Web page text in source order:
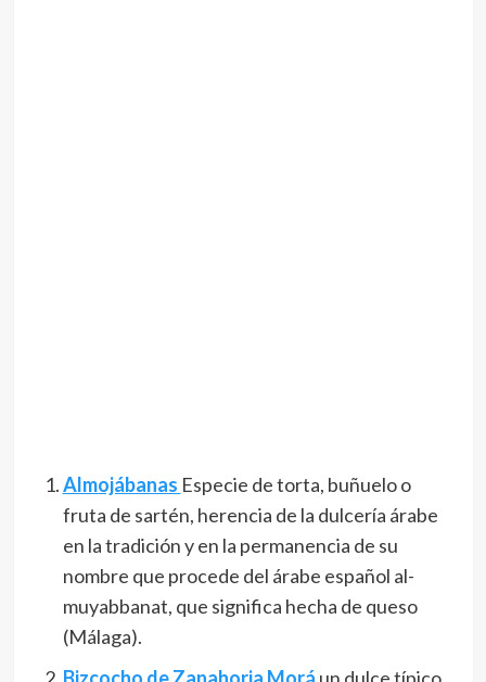
Almojábanas Especie de torta, buñuelo o
fruta de sartén, herencia de la dulcería árabe
en la tradición y en la permanencia de su
nombre que procede del árabe español al-
muyabbanat, que significa hecha de queso
(Málaga).